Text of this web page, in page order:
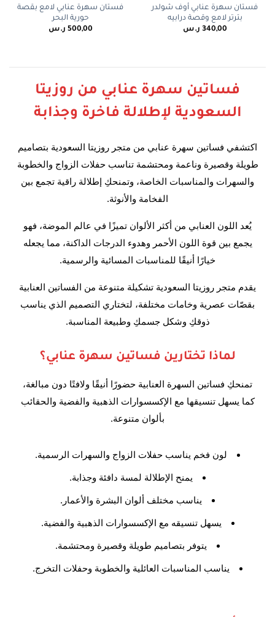
فستان سهرة عنابي أوف شولدر
بترتر لامع وقصة درابيه
340,00 ر.س
فستان سهرة عنابي لامع بقصة
حورية البحر
500,00 ر.س
فساتين سهرة عنابي من روزيتا
السعودية لإطلالة فاخرة وجذابة
اكتشفي فساتين سهرة عنابي من متجر روزيتا السعودية بتصاميم
طويلة وقصيرة وناعمة ومحتشمة تناسب حفلات الزواج والخطوبة
والسهرات والمناسبات الخاصة، وتمنحكِ إطلالة راقية تجمع بين
الفخامة والأنوثة.
يُعد اللون العنابي من أكثر الألوان تميزًا في عالم الموضة، فهو
يجمع بين قوة اللون الأحمر وهدوء الدرجات الداكنة، مما يجعله
خيارًا أنيقًا للمناسبات المسائية والرسمية.
يقدم متجر روزيتا السعودية تشكيلة متنوعة من الفساتين العنابية
بقصّات عصرية وخامات مختلفة، لتختاري التصميم الذي يناسب
ذوقكِ وشكل جسمكِ وطبيعة المناسبة.
لماذا تختارين فساتين سهرة عنابي؟
تمنحكِ فساتين السهرة العنابية حضورًا أنيقًا ولافتًا دون مبالغة،
كما يسهل تنسيقها مع الإكسسوارات الذهبية والفضية والحقائب
بألوان متنوعة.
لون فخم يناسب حفلات الزواج والسهرات الرسمية.
يمنح الإطلالة لمسة دافئة وجذابة.
يناسب مختلف ألوان البشرة والأعمار.
يسهل تنسيقه مع الإكسسوارات الذهبية والفضية.
يتوفر بتصاميم طويلة وقصيرة ومحتشمة.
يناسب المناسبات العائلية والخطوبة وحفلات التخرج.